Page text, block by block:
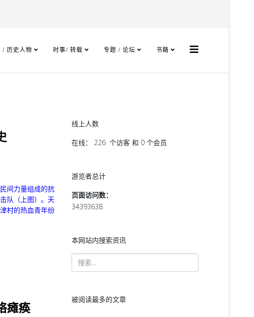
/ 历史人物 时事/ 转载 专题 / 论坛 书籍
间力量组成的抗
队 （上图）。天
村的热血青年纷
瘫痪
线上人数
在线： 226 个访客 和 0 个会员
游览者总计
页面访问数：
34393638
本网站内搜索资讯
被阅读最多的文章